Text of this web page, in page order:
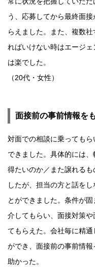
う、応募してから最終面
らえました。また、複数
ればいけない時はエージ
は楽でした。
（20代・女性）
面接前の事前情報を
対面での相談に乗っても
できました。具体的には
得たいのか／また譲れる
したが、担当の方と話を
とができました。条件が
介してもらい、面接対策
てもらえた。会社毎に精
ができ、面接前の事前情
助かった。